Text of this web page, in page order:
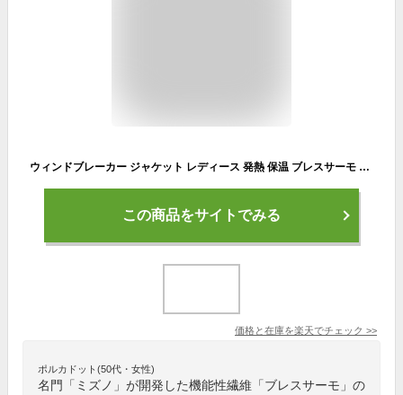
ウィンドブレーカー ジャケット レディース 発熱 保温 ブレスサーモ ミズノ 32MEA831
この商品をサイトでみる
価格と在庫を楽天でチェック >>
ポルカドット(50代・女性)
名門「ミズノ」が開発した機能性繊維「ブレスサーモ」の